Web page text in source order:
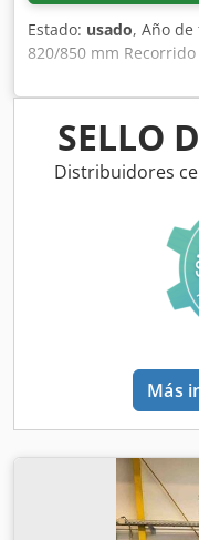
Estado: usado, Año
820/850 mm
Adwor Recorrido z
1,8 t Dimensiones
Detalles técnicos
SELLO
Distribuidores
Más